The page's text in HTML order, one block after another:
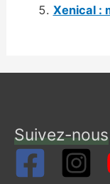
Xenical :
Suivez-nous